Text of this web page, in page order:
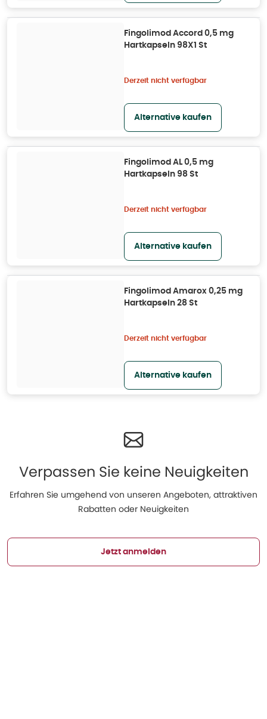
Fingolimod Accord 0,5 mg
Hartkapseln 98X1 St
Derzeit nicht verfügbar
Alternative kaufen
Fingolimod AL 0,5 mg
Hartkapseln 98 St
Derzeit nicht verfügbar
Alternative kaufen
Fingolimod Amarox 0,25 mg
Hartkapseln 28 St
Derzeit nicht verfügbar
Alternative kaufen
Verpassen Sie keine Neuigkeiten
Erfahren Sie umgehend von unseren Angeboten, attraktiven
Rabatten oder Neuigkeiten
Jetzt anmelden